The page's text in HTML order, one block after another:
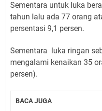
Sementara untuk luka
tahun lalu ada 77 orang
persentasi 9,1 persen.
Sementara luka ringan
mengalami kenaikan 35
persen).
BACA JUGA